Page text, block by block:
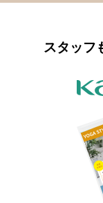
スタッフ